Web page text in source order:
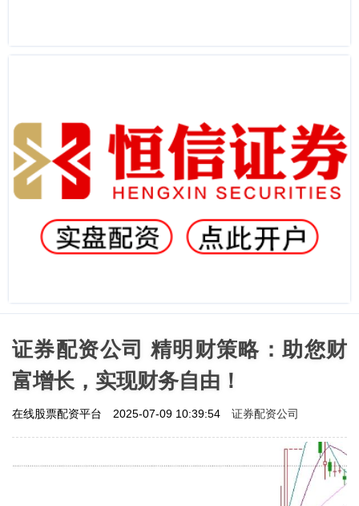
证券配资公司 精明财策略：助您财
富增长，实现财务自由！
在线股票配资平台 2025-07-09 10:39:54 证券配资公司